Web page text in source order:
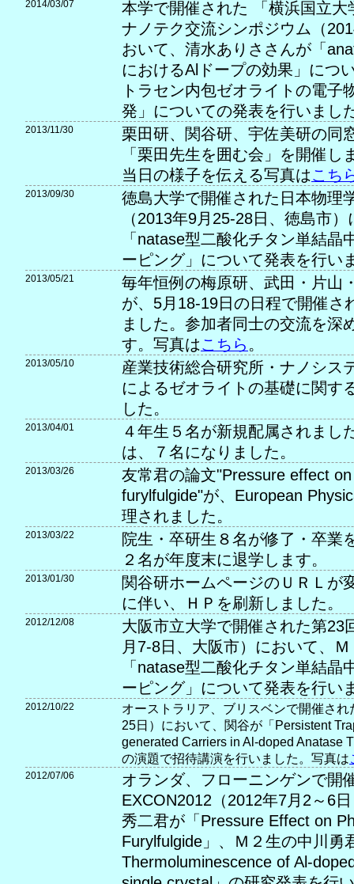
2014/03/07
本学で開催された 「横浜国立
ナノテク交流シンポジウム（
おいて、清水ありささんが「
におけるAlドープの効果」につ
トラセン内包ゼオライトの電子
発」についての発表を行いまし
2013/11/30
栗田研、関谷研、宇佐美研の同
「栗田先生を囲む会」を開催し
当日の様子を伝える写真はこち
2013/09/30
徳島大学で開催された日本物理
（2013年9月25-28日、徳島市
「natase型二酸化チタン単結
ーピング」について発表を行い
2013/05/21
毎年恒例の梅原研、武田・片山
が、5月18-19日の日程で開催さ
ました。参加者同士の交流を深
す。写真はこちら 。
2013/05/10
産業技術総合研究所・ナノシス
によるゼオライトの基礎に関す
した。
2013/04/01
４年生５名が新規配属されまし
は、７名になりました。
2013/03/26
友常君の論文"Pressure effect
furylfulgide"が、European
理されました。
2013/03/22
院生・卒研生８名が修了・卒業
２名が年度末に退学します。
2013/01/30
関谷研ホームページのＵＲＬが
に伴い、ＨＰを刷新しました。
2012/12/08
大阪市立大学で開催された第23
月7-8日、大阪市）において、
「natase型二酸化チタン単結
ーピング」について発表を行い
2012/10/22
オーストラリア、ブリスベンで開催さ
25日）において、関谷が「Persistent
generated Carriers in Al-doped Anatase
の演題で招待講演を行いました。写真は
2012/07/06
オランダ、フローニンゲンで開
EXCON2012（2012年7月2～6
秀二君が「Pressure Effect on
Furylfulgide」、Ｍ２生の中川勇
Thermoluminescence of Al-